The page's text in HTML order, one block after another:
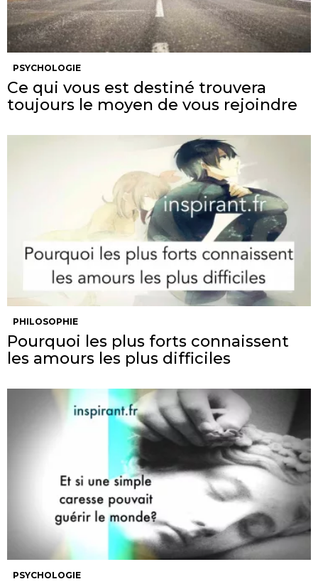
PSYCHOLOGIE
Ce qui vous est destiné trouvera
toujours le moyen de vous rejoindre
PHILOSOPHIE
Pourquoi les plus forts connaissent
les amours les plus difficiles
PSYCHOLOGIE